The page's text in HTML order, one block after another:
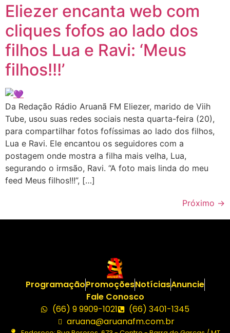
Eliezer encanta web com
cliques fofos ao lado dos
filhos Lua e Ravi: ‘Meus
filhos!!!’
Da Redação Rádio Aruanã FM Eliezer, marido de Viih
Tube, usou suas redes sociais nesta quarta-feira (20),
para compartilhar fotos fofíssimas ao lado dos filhos,
Lua e Ravi. Ele encantou os seguidores com a
postagem onde mostra a filha mais velha, Lua,
segurando o irmsão, Ravi. “A foto mais linda do meu
feed Meus filhos!!!”, […]
Próximo →
ProgramaçãoPromoçõesNotíciasAnuncie
Fale Conosco
(66) 9 9909-1021
(66) 3401-1345
aruana@aruanafm.com.br